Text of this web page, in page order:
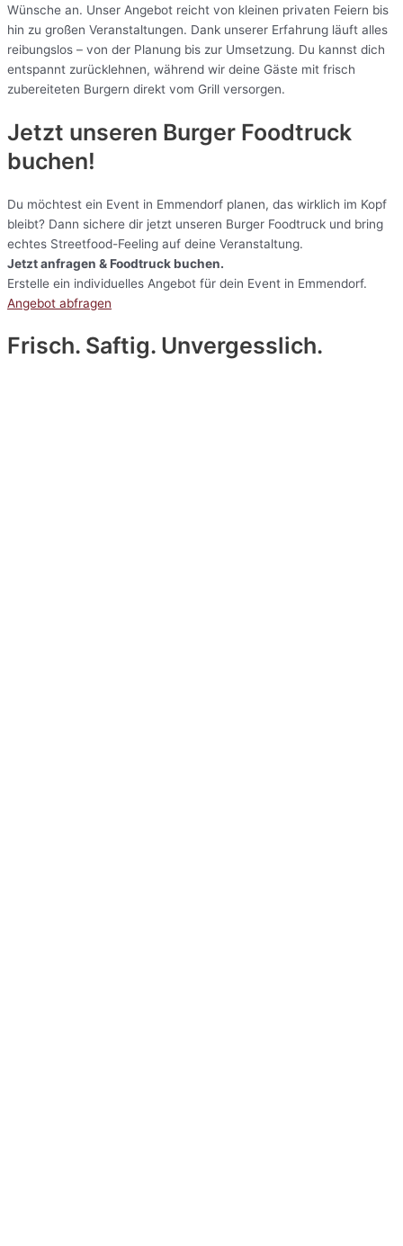
Wünsche an. Unser Angebot reicht von kleinen privaten Feiern bis
hin zu großen Veranstaltungen. Dank unserer Erfahrung läuft alles
reibungslos – von der Planung bis zur Umsetzung. Du kannst dich
entspannt zurücklehnen, während wir deine Gäste mit frisch
zubereiteten Burgern direkt vom Grill versorgen.
Jetzt unseren Burger Foodtruck
buchen!
Du möchtest ein Event in Emmendorf planen, das wirklich im Kopf
bleibt? Dann sichere dir jetzt unseren Burger Foodtruck und bring
echtes Streetfood-Feeling auf deine Veranstaltung.
Jetzt anfragen & Foodtruck buchen.
Erstelle ein individuelles Angebot für dein Event in Emmendorf.
Angebot abfragen
Frisch. Saftig. Unvergesslich.